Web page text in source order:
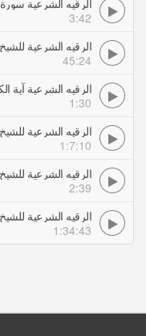
الرقيه الشرعية
3:42
الرقيه الشرعية
45:24
الرقيه الشرعية آية
1:30
الرقيه الشرعية
1:7:10
2:39
1:34:43